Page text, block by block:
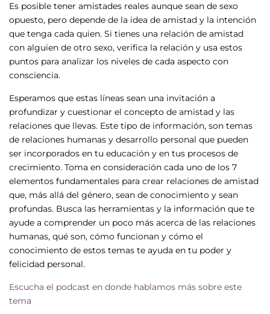
Es posible tener amistades reales aunque sean de sexo
opuesto, pero depende de la idea de amistad y la intención
que tenga cada quien. Si tienes una relación de amistad
con alguien de otro sexo, verifica la relación y usa estos
puntos para analizar los niveles de cada aspecto con
consciencia.
Esperamos que estas líneas sean una invitación a
profundizar y cuestionar el concepto de amistad y las
relaciones que llevas. Este tipo de información, son temas
de relaciones humanas y desarrollo personal que pueden
ser incorporados en tu educación y en tus procesos de
crecimiento. Toma en consideración cada uno de los 7
elementos fundamentales para crear relaciones de amistad
que, más allá del género, sean de conocimiento y sean
profundas. Busca las herramientas y la información que te
ayude a comprender un poco más acerca de las relaciones
humanas, qué son, cómo funcionan y cómo el
conocimiento de estos temas te ayuda en tu poder y
felicidad personal.
Escucha el podcast en donde hablamos más sobre este
tema